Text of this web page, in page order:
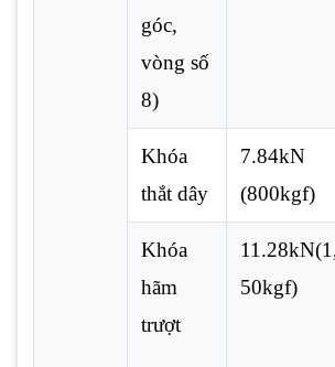
góc,
vòng số
8)
Khóa
thắt dây
7.84kN
(800kgf)
Khóa
hãm
trượt
50kgf)